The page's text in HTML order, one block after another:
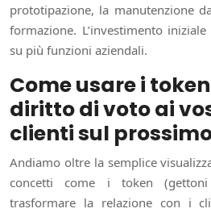
prototipazione, la manutenzione
formazione. L’investimento
su più funzioni aziendali.
Come usare i
diritto di voto ai
clienti sul
Andiamo oltre la semplice
concetti come i token
trasformare la relazione con i